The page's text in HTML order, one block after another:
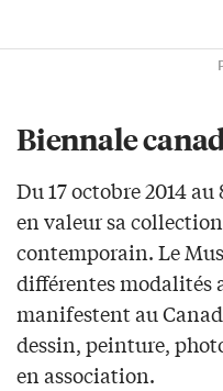
Biennale
Du 17 octobre 2014
en valeur sa
contemporain. Le
différentes modalités
manifestent au
dessin, peinture,
en association.